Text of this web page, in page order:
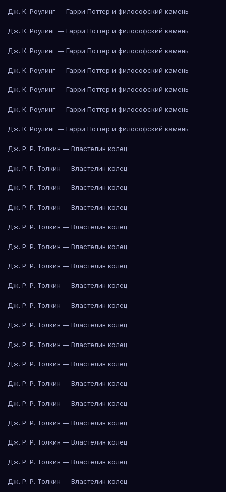
Дж. К. Роулинг — Гарри Поттер и философский камень
Дж. К. Роулинг — Гарри Поттер и философский камень
Дж. К. Роулинг — Гарри Поттер и философский камень
Дж. К. Роулинг — Гарри Поттер и философский камень
Дж. К. Роулинг — Гарри Поттер и философский камень
Дж. К. Роулинг — Гарри Поттер и философский камень
Дж. К. Роулинг — Гарри Поттер и философский камень
Дж. Р. Р. Толкин — Властелин колец
Дж. Р. Р. Толкин — Властелин колец
Дж. Р. Р. Толкин — Властелин колец
Дж. Р. Р. Толкин — Властелин колец
Дж. Р. Р. Толкин — Властелин колец
Дж. Р. Р. Толкин — Властелин колец
Дж. Р. Р. Толкин — Властелин колец
Дж. Р. Р. Толкин — Властелин колец
Дж. Р. Р. Толкин — Властелин колец
Дж. Р. Р. Толкин — Властелин колец
Дж. Р. Р. Толкин — Властелин колец
Дж. Р. Р. Толкин — Властелин колец
Дж. Р. Р. Толкин — Властелин колец
Дж. Р. Р. Толкин — Властелин колец
Дж. Р. Р. Толкин — Властелин колец
Дж. Р. Р. Толкин — Властелин колец
Дж. Р. Р. Толкин — Властелин колец
Дж. Р. Р. Толкин — Властелин колец